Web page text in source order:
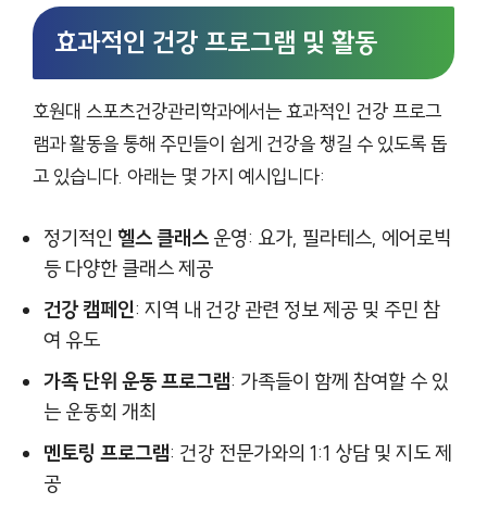
효과적인 건강 프로그램 및 활동
호원대 스포츠건강관리학과에서는 효과적인 건강 프로그
램과 활동을 통해 주민들이 쉽게 건강을 챙길 수 있도록 돕
고 있습니다. 아래는 몇 가지 예시입니다:
정기적인 헬스 클래스운영: 요가, 필라테스, 에어로빅
등 다양한 클래스 제공
건강 캠페인: 지역 내 건강 관련 정보 제공 및 주민 참
여 유도
가족 단위 운동 프로그램: 가족들이 함께 참여할 수 있
는 운동회 개최
멘토링 프로그램: 건강 전문가와의 1:1 상담 및 지도 제
공